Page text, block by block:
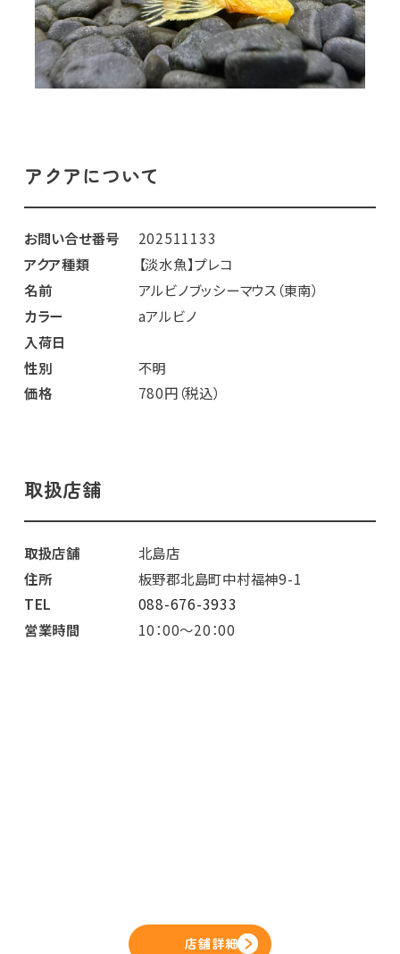
アクアについて
お問い合せ番号
202511133
アクア種類
【淡水魚】プレコ
名前
アルビノブッシーマウス（東南）
カラー
aアルビノ
入荷日
性別
不明
価格
780円（税込）
取扱店舗
取扱店舗
北島店
住所
板野郡北島町中村福神9-1
TEL
088-676-3933
営業時間
10：00～20：00
店舗詳細